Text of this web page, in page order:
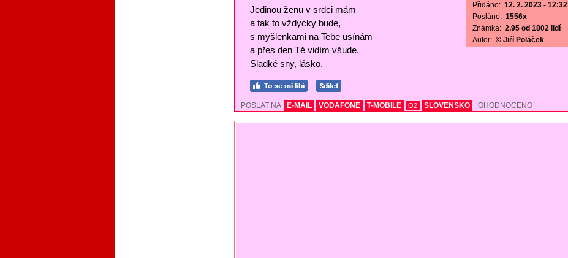
Jedinou ženu v srdci mám
a tak to vždycky bude,
s myšlenkami na Tebe usínám
a přes den Tě vidím všude.
Sladké sny, lásko.
Přidáno: 12. 2. 2023 - 12:32
Posláno: 1556x
Známka: 2,95 od 1802 lidí
Autor: © Jiří Poláček
POSLAT NA E-MAIL VODAFONE T-MOBILE O2 SLOVENSKO OHODNOCENO